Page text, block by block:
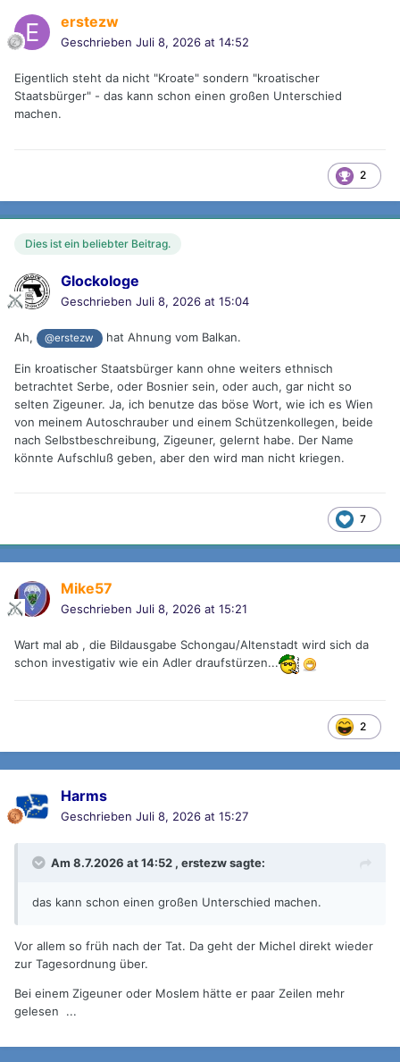
erstezw
Geschrieben Juli 8, 2026 at 14:52
Eigentlich steht da nicht "Kroate" sondern "kroatischer
Staatsbürger" - das kann schon einen großen Unterschied
machen.
2
Dies ist ein beliebter Beitrag.
Glockologe
Geschrieben Juli 8, 2026 at 15:04
Ah, @erstezw hat Ahnung vom Balkan.
Ein kroatischer Staatsbürger kann ohne weiters ethnisch
betrachtet Serbe, oder Bosnier sein, oder auch, gar nicht so
selten Zigeuner. Ja, ich benutze das böse Wort, wie ich es Wien
von meinem Autoschrauber und einem Schützenkollegen, beide
nach Selbstbeschreibung, Zigeuner, gelernt habe. Der Name
könnte Aufschluß geben, aber den wird man nicht kriegen.
7
Mike57
Geschrieben Juli 8, 2026 at 15:21
Wart mal ab , die Bildausgabe Schongau/Altenstadt wird sich da
schon investigativ wie ein Adler draufstürzen...
2
Harms
Geschrieben Juli 8, 2026 at 15:27
Am 8.7.2026 at 14:52 , erstezwsagte:
das kann schon einen großen Unterschied machen.
Vor allem so früh nach der Tat. Da geht der Michel direkt wieder
zur Tagesordnung über.
Bei einem Zigeuner oder Moslem hätte er paar Zeilen mehr
gelesen ...